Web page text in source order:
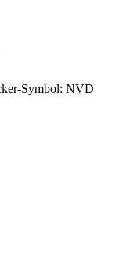
Symbol: NVD